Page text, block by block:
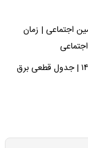
اجتماعی | زمان
برنامه قطعی برق تهران یکشنبه ۱۸ مرداد ۱۴۰۵ | جدول قطعی برق